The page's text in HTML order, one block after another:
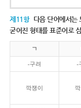
제11항 다음 단어에서는
굳어진 형태를 표준어로
ㄱ
-구려 -
깍쟁이